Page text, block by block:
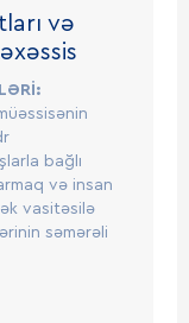
və
bağlı
və insan
vasitəsilə
səmərəli